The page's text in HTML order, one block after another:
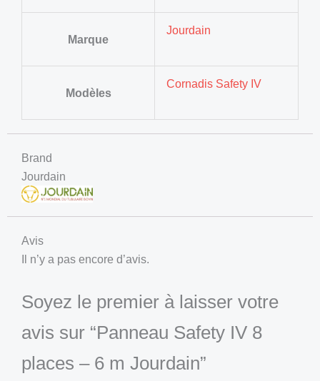
Marque
Jourdain
Modèles
Cornadis Safety IV
Brand
Jourdain
Avis
Il n’y a pas encore d’avis.
Soyez le premier à laisser votre
avis sur “Panneau Safety IV 8
places – 6 m Jourdain”